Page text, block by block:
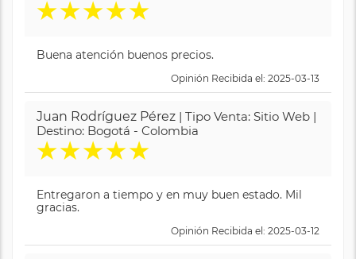
★★★★★
Buena atención buenos precios.
Opinión Recibida el: 2025-03-13
Juan Rodríguez Pérez | Tipo Venta: Sitio Web |
Destino: Bogotá - Colombia
★★★★★
Entregaron a tiempo y en muy buen estado. Mil
gracias.
Opinión Recibida el: 2025-03-12